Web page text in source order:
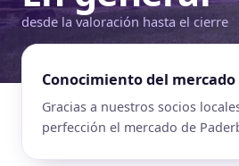
desde la valoración hasta el cierre
Conocimiento del
Gracias a nuestros socios
perfección el mercado de